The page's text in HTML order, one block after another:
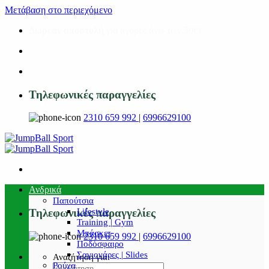
Μετάβαση στο περιεχόμενο
Τηλεφωνικές παραγγελίες
2310 659 992 | 6996629100
Τηλεφωνικές παραγγελίες
2310 659 992 | 6996629100
Αναζήτηση για:
Ανδρικά
Παπούτσια
Lifestyle
Training | Gym
Μπάσκετ
Ποδόσφαιρο
Σαγιονάρες | Slides
Ρούχα